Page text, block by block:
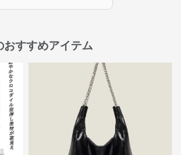
おすすめアイテム